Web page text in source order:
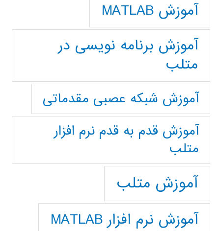
آموزش MATLAB
آموزش برنامه نویسی در
متلب
آموزش شبکه عصبی مقدماتی
آموزش قدم به قدم نرم افزار
متلب
آموزش متلب
آموزش نرم افزار MATLAB